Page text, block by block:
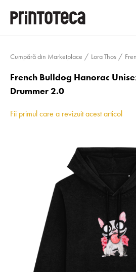
Cumpără din Marketplace Lora Thos
French Bulldog Hanorac
Drummer 2.0
Fii primul care a revizuit acest articol